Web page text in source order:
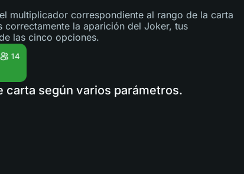
multiplicador correspondiente al rango de la carta
la aparición del Joker, tus
las cinco opciones.
carta según varios parámetros.